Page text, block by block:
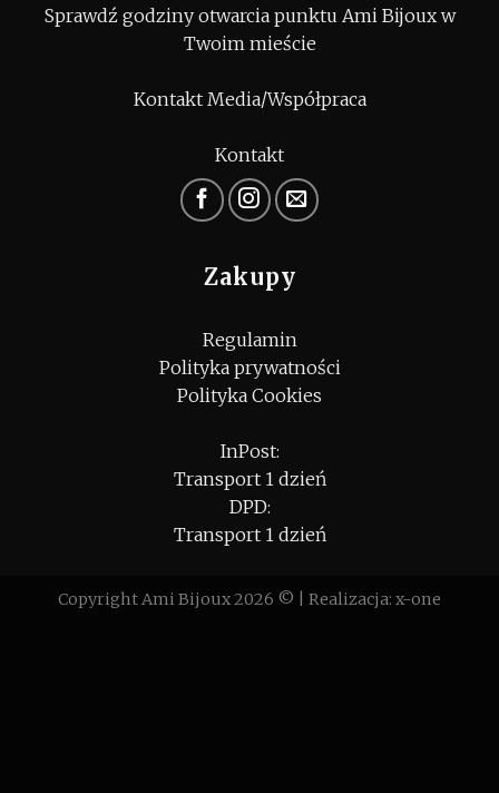
Sprawdź godziny otwarcia punktu Ami Bijoux w
Twoim mieście
Kontakt Media/Współpraca
Kontakt
Zakupy
Regulamin
Polityka prywatności
Polityka Cookies
InPost:
Transport 1 dzień
DPD:
Transport 1 dzień
Copyright Ami Bijoux 2026 © | Realizacja: x-one